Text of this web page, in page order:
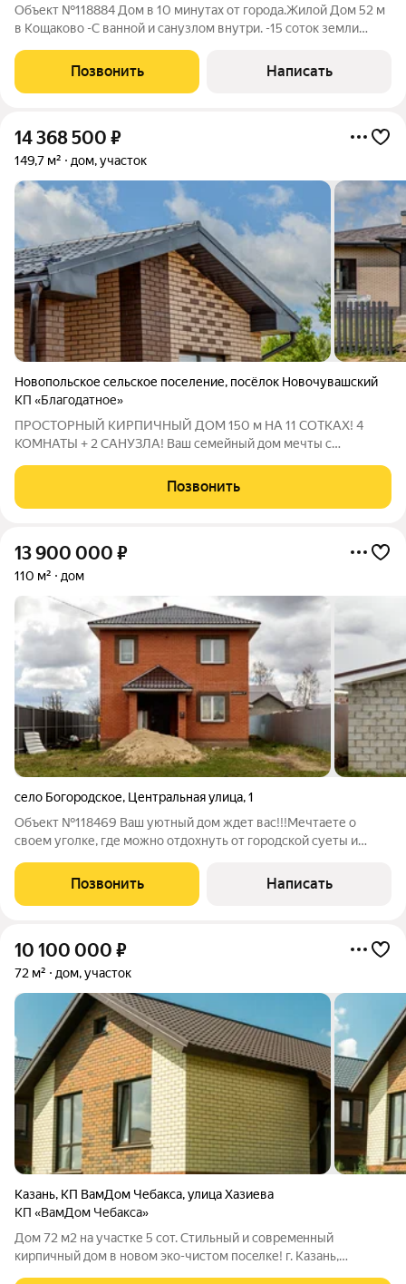
Объект №118884 Дом в 10 минутах от города.Жилой Дом 52 м
в Кощаково -С ванной и санузлом внутри. -15 соток земли
«Теремок» 5 мин, школа 10 мин -Магазины, ПВЗ, аптеки рядом
-Перспектива
Позвонить Написать
14 368 500 ₽
149,7 м² дом, участок
Новопольское сельское поселение, посёлок Новочувашский
КП «Благодатное»
ПРОСТОРНЫЙ КИРПИЧНЫЙ ДОМ 150 м НА 11 СОТКАХ! 4
КОМНАТЫ + 2 САНУЗЛА! Ваш семейный дом мечты с
Площадь дома: 149.7 м (одноэтажный) Участок: 11.27 соток
Позвонить
13 900 000 ₽
110 м² дом
село Богородское, Центральная улица,1
Объект №118469 Ваш уютный дом ждет вас!!!Мечтаете о
своем уголке, где можно отдохнуть от городской суеты и
что вы искали! Представьте, как вы просыпаетесь под пение
птиц, пьете ароматный чай
Позвонить Написать
10 100 000 ₽
72 м² дом, участок
Казань, КП ВамДом Чебакса,улица Хазиева
КП «ВамДом Чебакса»
Дoм 72 м2 на учacтке 5 сoт. Стильный и совремeнный
кирпичный дoм в новом экo-чиcтoм посeлке! г. Kaзaнь,